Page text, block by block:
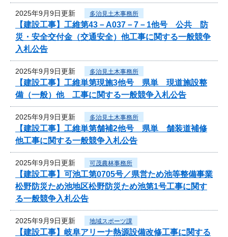
2025年9月9日更新 多治見土木事務所
【建設工事】工維第43－A037－7－1他号 公共 防
災・安全交付金（交通安全）他工事に関する一般競争
入札公告
2025年9月9日更新 多治見土木事務所
【建設工事】工維単第現施3他号 県単 現道施設整
備（一般）他 工事に関する一般競争入札公告
2025年9月9日更新 多治見土木事務所
【建設工事】工維単第舗補2他号 県単 舗装道補修
他工事に関する一般競争入札公告
2025年9月9日更新 可茂農林事務所
【建設工事】可池工第0705号／県営ため池等整備事業
松野防災ため池地区松野防災ため池第1号工事に関す
る一般競争入札公告
2025年9月9日更新 地域スポーツ課
【建設工事】岐阜アリーナ熱源設備改修工事に関する